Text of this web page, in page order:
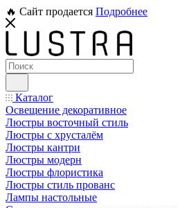
🔥 Сайт продается Подробнее
Каталог
Освещение декоративное
Люстры восточный стиль
Люстры с хрусталём
Люстры кантри
Люстры модерн
Люстры флористика
Люстры стиль прованс
Лампы настольные